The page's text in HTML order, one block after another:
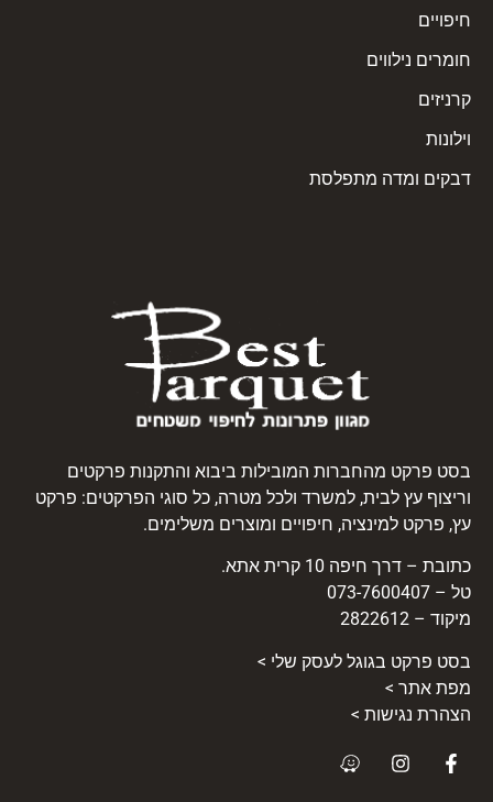
חיפויים
חומרים נילווים
קרניזים
וילונות
דבקים ומדה מתפלסת
בסט פרקט מהחברות המובילות ביבוא והתקנות פרקטים
וריצוף עץ לבית, למשרד ולכל מטרה, כל סוגי הפרקטים: פרקט
עץ, פרקט למינציה, חיפויים ומוצרים משלימים.
כתובת – דרך חיפה 10 קרית אתא.
טל – 073-7600407
מיקוד – 2822612
בסט פרקט בגוגל לעסק שלי >
מפת אתר >
הצהרת נגישות >